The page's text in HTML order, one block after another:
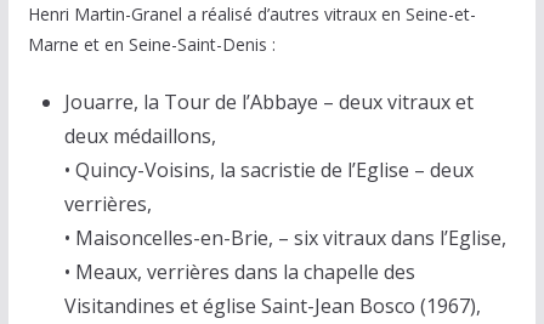
Henri Martin-Granel a réalisé d’autres vitraux en Seine-et-
Marne et en Seine-Saint-Denis :
Jouarre, la Tour de l’Abbaye – deux vitraux et
deux médaillons,
• Quincy-Voisins, la sacristie de l’Eglise – deux
verrières,
• Maisoncelles-en-Brie, – six vitraux dans l’Eglise,
• Meaux, verrières dans la chapelle des
Visitandines et église Saint-Jean Bosco (1967),